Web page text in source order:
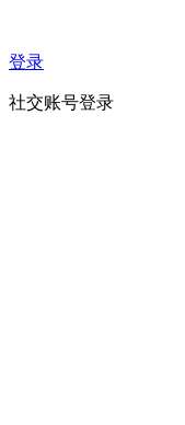
登录
社交账号登录